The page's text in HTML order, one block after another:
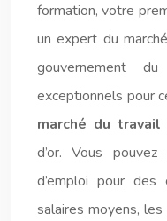
formation, votre
un expert du
gouvernement
exceptionnels pour
marché du travail
d’or. Vous
d’emploi pour des
salaires moyens,